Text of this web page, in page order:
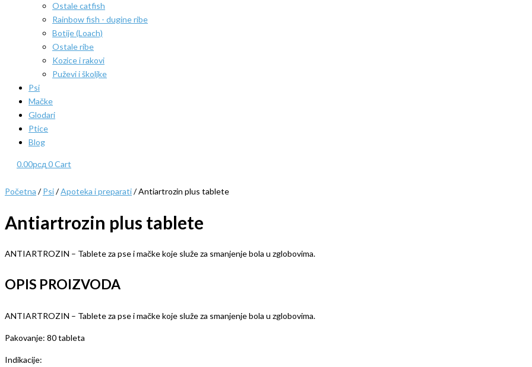
Ostale catfish
Rainbow fish - dugine ribe
Botije (Loach)
Ostale ribe
Kozice i rakovi
Puževi i školjke
Psi
Mačke
Glodari
Ptice
Blog
0.00рсд 0Cart
Početna /Psi/Apoteka i preparati/ Antiartrozin plus tablete
Antiartrozin plus tablete
ANTIARTROZIN – Tablete za pse i mačke koje služe za smanjenje bola u zglobovima.
OPIS PROIZVODA
ANTIARTROZIN – Tablete za pse i mačke koje služe za smanjenje bola u zglobovima.
Pakovanje: 80 tableta
Indikacije: